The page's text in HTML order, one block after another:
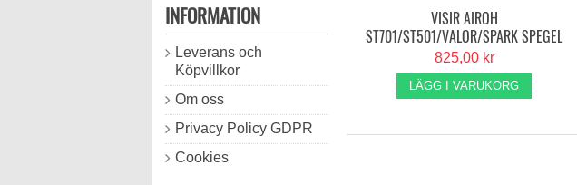
VISIR AIROH
ST701/ST501/VALOR/SPARK SPEGEL
SILVER
825,00 kr
LÄGG I VARUKORG
INFORMATION
Leverans och
Köpvillkor
Om oss
Privacy Policy GDPR
Cookies